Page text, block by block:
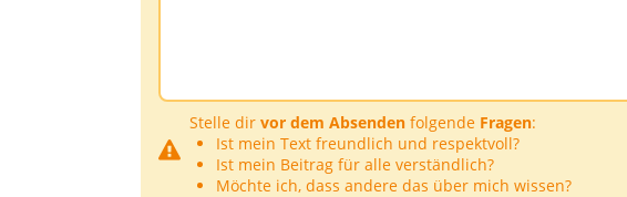
Stelle dir vor dem Absenden folgende Fragen:
Ist mein Text freundlich und respektvoll?
Ist mein Beitrag für alle verständlich?
Möchte ich, dass andere das über mich wissen?